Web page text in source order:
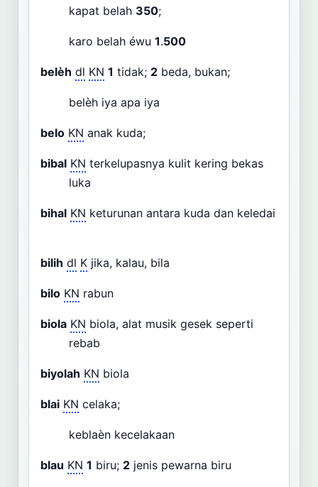
kapat belah 350;
karo belah éwu 1.500
belèh dl KN 1 tidak; 2 beda, bukan;
belèh iya apa iya
belo KN anak kuda;
bibal KN terkelupasnya kulit kering bekas
luka
bihal KN keturunan antara kuda dan keledai
bilih dl K jika, kalau, bila
bilo KN rabun
biola KN biola, alat musik gesek seperti
rebab
biyolah KN biola
blai KN celaka;
keblaèn kecelakaan
blau KN 1 biru; 2 jenis pewarna biru